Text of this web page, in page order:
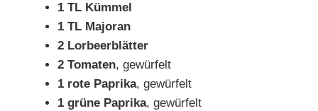
1 TL Kümmel
1 TL Majoran
2 Lorbeerblätter
2 Tomaten, gewürfelt
1 rote Paprika, gewürfelt
1 grüne Paprika, gewürfelt